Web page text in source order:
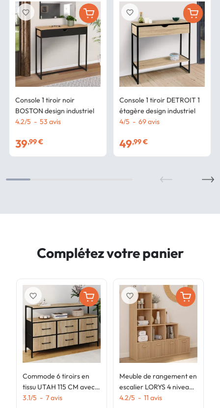
Console 1 tiroir noir
BOSTON design industriel
4.2/5 - 53 avis
39,99 €
favorite_border
Console 1 tiroir DETROIT 1
étagère design industriel
4/5 - 69avis
49,99 €
favorite_border
Complétez votre panier
Commode 6 tiroirs en
tissu UTAH 115 CM avec
niche effet lattes meuble
3.1/5 - 7avis
favorite_border
Meuble de rangement en
escalier LORYS 4 niveaux
effet lattes JULIETTE
4.2/5 - 11 avis
favorite_border